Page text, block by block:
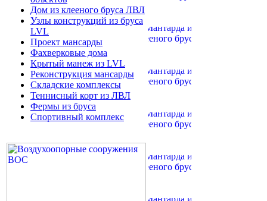
Дом из клееного бруса ЛВЛ
Узлы конструкций из бруса
LVL
Проект мансарды
Фахверковые дома
Крытый манеж из LVL
Реконструкция мансарды
Складские комплексы
Теннисный корт из ЛВЛ
Фермы из бруса
Спортивный комплекс